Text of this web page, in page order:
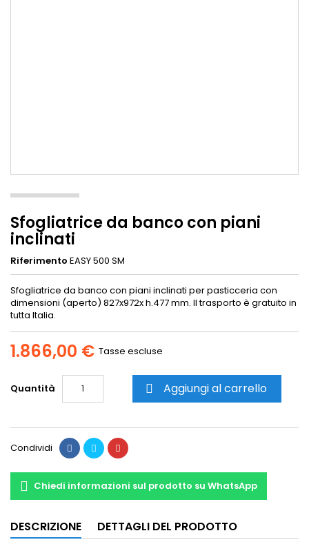
Sfogliatrice da banco con piani
inclinati
Riferimento EASY 500 SM
Sfogliatrice da banco con piani inclinati per pasticceria con
dimensioni (aperto) 827x972x h.477 mm. Il trasporto è gratuito in
tutta Italia.
1.866,00 € Tasse escluse
Quantità  Aggiungi al carrello
Condividi
Chiedi informazioni sul prodotto su WhatsApp
DESCRIZIONE DETTAGLI DEL PRODOTTO